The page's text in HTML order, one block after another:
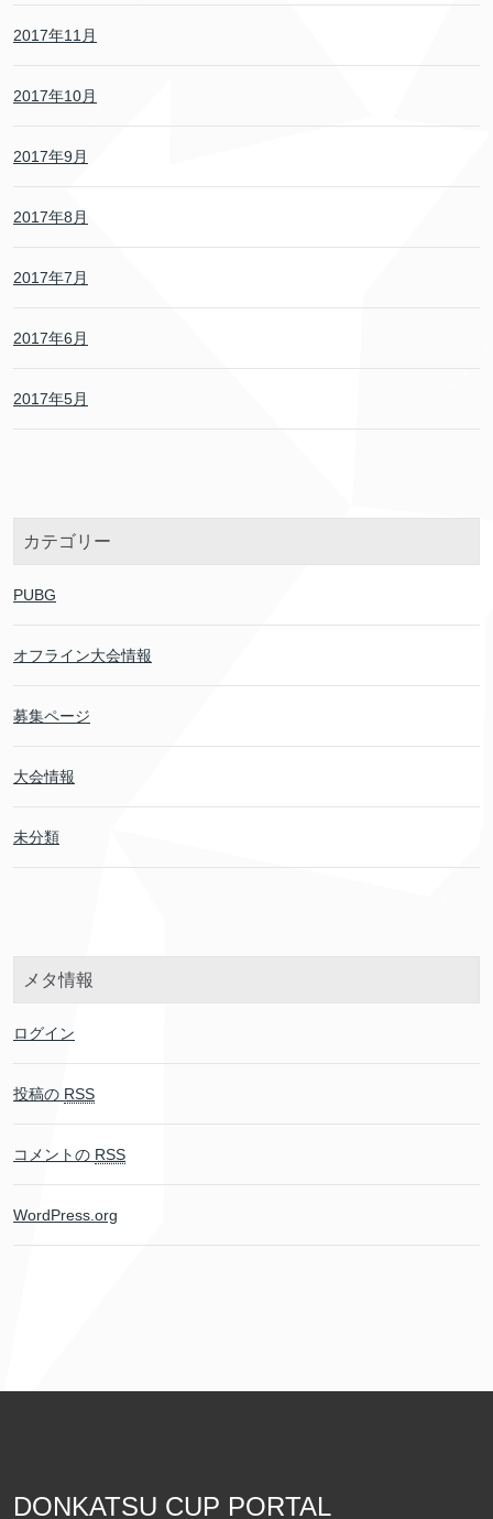
2017年11月
2017年10月
2017年9月
2017年8月
2017年7月
2017年6月
2017年5月
カテゴリー
PUBG
オフライン大会情報
募集ページ
大会情報
未分類
メタ情報
ログイン
投稿の RSS
コメントの RSS
WordPress.org
DONKATSU CUP PORTAL